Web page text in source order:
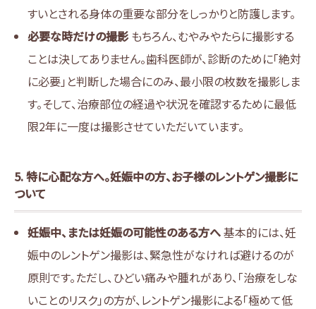
すいとされる身体の重要な部分をしっかりと防護します。
必要な時だけの撮影もちろん、むやみやたらに撮影する
ことは決してありません。歯科医師が、診断のために「絶対
に必要」と判断した場合にのみ、最小限の枚数を撮影しま
す。そして、治療部位の経過や状況を確認するために最低
限2年に一度は撮影させていただいています。
5. 特に心配な方へ。妊娠中の方、お子様のレントゲン撮影に
ついて
妊娠中、または妊娠の可能性のある方へ基本的には、妊
娠中のレントゲン撮影は、緊急性がなければ避けるのが
原則です。ただし、ひどい痛みや腫れがあり、「治療をしな
いことのリスク」の方が、レントゲン撮影による「極めて低